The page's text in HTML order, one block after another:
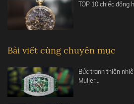
TOP 10 chiếc đồng
Bài viết cùng chuyên mục
Bức tranh thiên
Muller…